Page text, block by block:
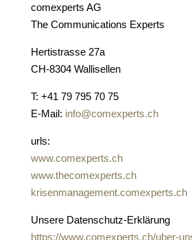
comexperts AG
The Communications Experts
Hertistrasse 27a
CH-8304 Wallisellen
T: +41 79 795 70 75
E-Mail: info@comexperts.ch
urls:
www.comexperts.ch
www.thecomexperts.ch
krisenmanagement.comexperts.ch
Unsere Datenschutz-Erklärung
https://www.comexperts.ch/uber-